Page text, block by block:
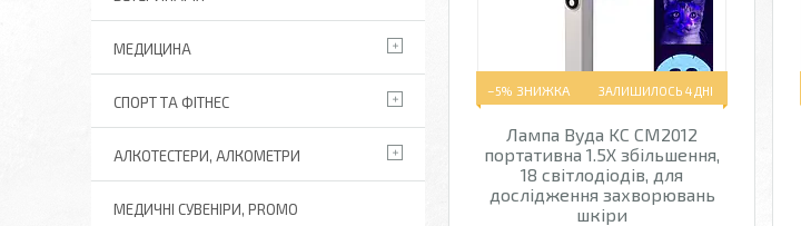
–5% ЗАЛИШИЛОСЬ 4 ДНІ
Лампа Вуда KC CM2012
портативна 1.5X збільшення,
18 світлодіодів, для
дослідження захворювань
шкіри
МЕДИЦИНА
СПОРТ ТА ФІТНЕС
АЛКОТЕСТЕРИ, АЛКОМЕТРИ
МЕДИЧНІ СУВЕНІРИ, PROMO